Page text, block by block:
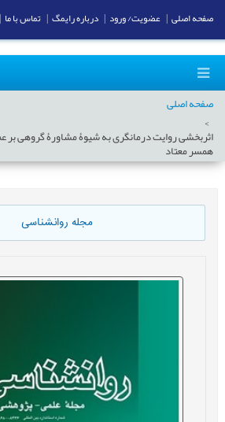
صفحه اصلی
اثربخشی روایت درمانگری به شیوۀ مشاورۀ گروهی بر
همسر معتاد
مجله روانشناسی
صفحه اصلی عضویت/ ورود درباره رایمگ تماس با ما